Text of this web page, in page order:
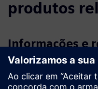
produtos
Informações e
Folha de especificações
Folha de especificações